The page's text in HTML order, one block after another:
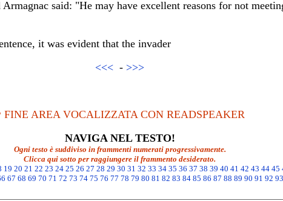
said: "He may have excellent reasons for not
it was evident that the invader
<<< - >>>
FINE AREA VOCALIZZATA CON READSPEAKER
NAVIGA NEL TESTO!
Ogni testo è suddiviso in frammenti numerati progressivamente.
Clicca qui sotto per raggiungere il frammento desiderato.
19 20 21 22 23 24 25 26 27 28 29 30 31 32 33 34 35 36 37 38 39 40 41 42 43 44 45
67 68 69 70 71 72 73 74 75 76 77 78 79 80 81 82 83 84 85 86 87 88 89 90 91 92 93